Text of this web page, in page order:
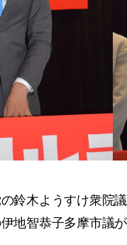
鈴木ようすけ衆院
地智恭子多摩市議